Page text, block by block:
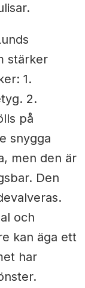
stärker
1.
2.
på
snygga
men den är
Den
och
kan äga ett
har